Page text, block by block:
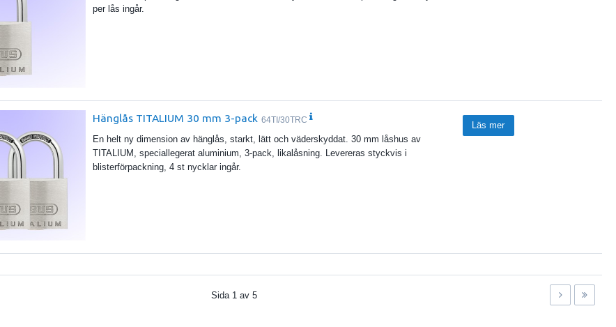
per lås ingår.
Hänglås TITALIUM 30 mm 3-pack 64TI/30TRC
En helt ny dimension av hänglås, starkt, lätt och väderskyddat. 30 mm låshus av
TITALIUM, speciallegerat aluminium, 3-pack, likalåsning. Levereras styckvis i
blisterförpackning, 4 st nycklar ingår.
Läs mer
Sida 1 av 5